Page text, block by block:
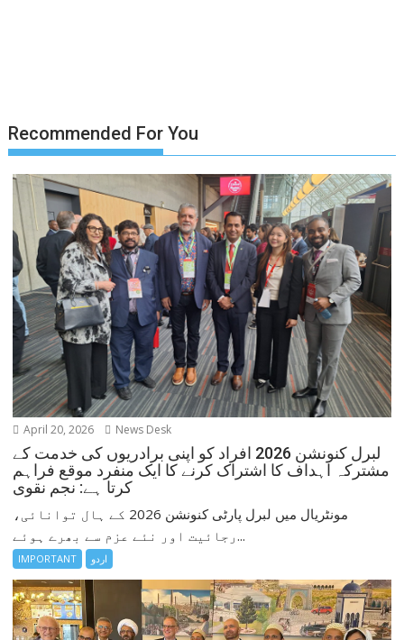
Recommended For You
April 20, 2026 News Desk
لبرل کنونشن 2026 افراد کو اپنی برادریوں کی خدمت کے
مشترکہ اہداف کا اشتراک کرنے کا ایک منفرد موقع فراہم
کرتا ہے: نجم نقوی
مونٹریال میں لبرل پارٹی کنونشن 2026 کے ہال توانائی،
رجائیت اور نئے عزم سے بھرے ہوئے...
IMPORTANT اردو